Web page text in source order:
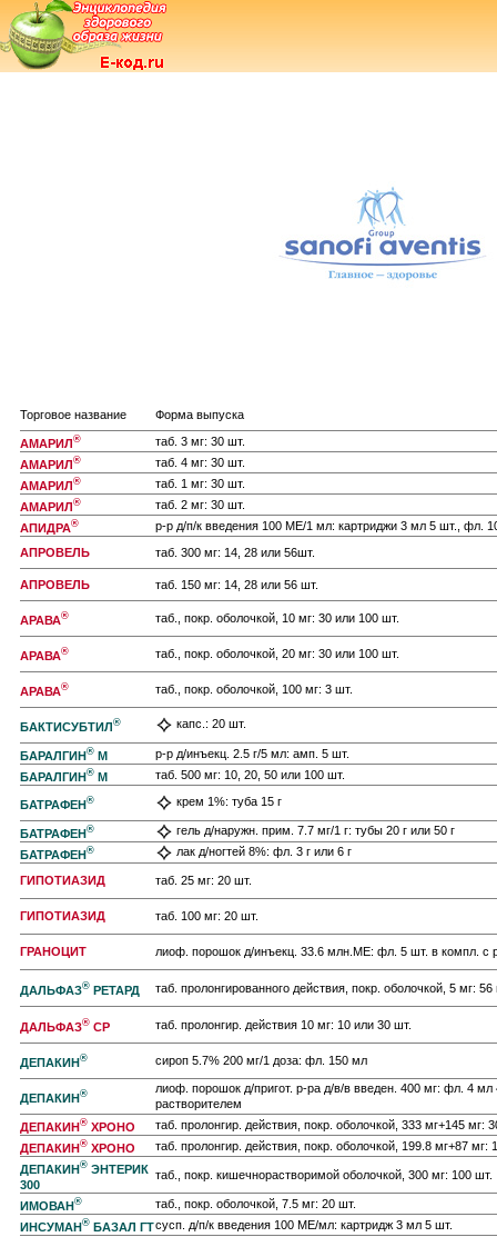
Торговое название Форма выпуска
АМАРИЛ®
таб. 3 мг: 30 шт.
АМАРИЛ®
таб. 4 мг: 30 шт.
АМАРИЛ®
таб. 1 мг: 30 шт.
АМАРИЛ®
таб. 2 мг: 30 шт.
АПИДРА®
р-р д/п/к введения 100 МЕ/1 мл: картриджи 3 мл 5 шт., фл.
АПРОВЕЛЬ
таб. 300 мг: 14, 28 или 56шт.
АПРОВЕЛЬ таб. 150 мг: 14, 28 или 56 шт.
АРАВА® таб., покр. оболочкой, 10 мг: 30 или 100 шт.
АРАВА® таб., покр. оболочкой, 20 мг: 30 или 100 шт.
АРАВА® таб., покр. оболочкой, 100 мг: 3 шт.
БАКТИСУБТИЛ® капс.: 20 шт.
БАРАЛГИН® М
р-р д/инъекц. 2.5 г/5 мл: амп. 5 шт.
БАРАЛГИН® М таб. 500 мг: 10, 20, 50 или 100 шт.
БАТРАФЕН® крем 1%: туба 15 г
БАТРАФЕН®
гель д/наружн. прим. 7.7 мг/1 г: тубы 20 г или 50 г
БАТРАФЕН® лак д/ногтей 8%: фл. 3 г или 6 г
ГИПОТИАЗИД таб. 25 мг: 20 шт.
ГИПОТИАЗИД таб. 100 мг: 20 шт.
ГРАНОЦИТ лиоф. порошок д/инъекц. 33.6 млн.МЕ: фл. 5 шт. в компл. с
ДАЛЬФАЗ® РЕТАРД таб. пролонгированного действия, покр. оболочкой, 5 мг: 56
ДАЛЬФАЗ® СР таб. пролонгир. действия 10 мг: 10 или 30 шт.
ДЕПАКИН® сироп 5.7% 200 мг/1 доза: фл. 150 мл
ДЕПАКИН®
лиоф. порошок д/пригот. р-ра д/в/в введен. 400 мг: фл. 4 мл
растворителем
ДЕПАКИН® ХРОНО
таб. пролонгир. действия, покр. оболочкой, 333 мг+145 мг:
ДЕПАКИН® ХРОНО
таб. пролонгир. действия, покр. оболочкой, 199.8 мг+87 мг:
ДЕПАКИН® ЭНТЕРИК
300
таб., покр. кишечнорастворимой оболочкой, 300 мг: 100 шт.
ИМОВАН®
таб., покр. оболочкой, 7.5 мг: 20 шт.
ИНСУМАН® БАЗАЛ ГТсусп. д/п/к введения 100 МЕ/мл: картридж 3 мл 5 шт.